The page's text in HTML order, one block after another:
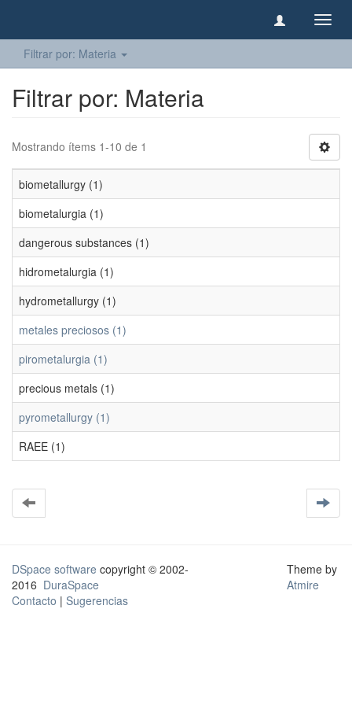
Filtrar por: Materia
Filtrar por: Materia
Mostrando ítems 1-10 de 1
biometallurgy (1)
biometalurgia (1)
dangerous substances (1)
hidrometalurgia (1)
hydrometallurgy (1)
metales preciosos (1)
pirometalurgia (1)
precious metals (1)
pyrometallurgy (1)
RAEE (1)
DSpace software copyright © 2002-
2016 DuraSpace
Contacto | Sugerencias
Theme by
Atmire